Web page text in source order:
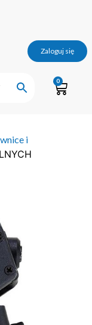
Zaloguj się
0
i